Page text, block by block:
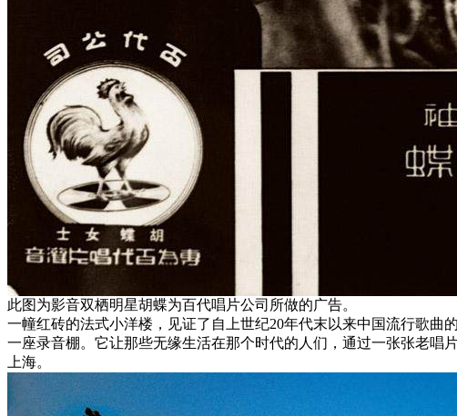
此图为影音双栖明星胡蝶为百代唱片公司所做的广告。
一幢红砖的法式小洋楼，见证了自上世纪20年代末以来中国流行歌
一座录音棚。它让那些无缘生活在那个时代的人们，通过一张张老
上海。